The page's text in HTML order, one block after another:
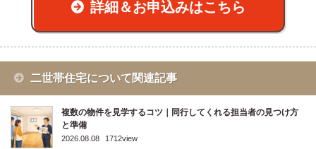
詳細＆お申込みはこちら
二世帯住宅について関連記事
複数の物件を見学するコツ｜同行してくれる担当者の見つけ方
と準備
2026.08.08 1712view